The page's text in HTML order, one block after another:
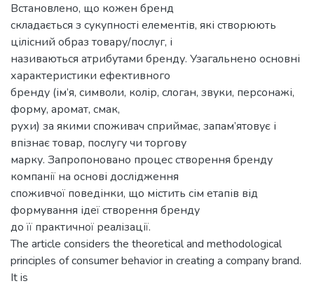
Встановлено, що кожен бренд
складається з сукупності елементів, які створюють
цілісний образ товару/послуг, і
називаються атрибутами бренду. Узагальнено основні
характеристики ефективного
бренду (ім’я, символи, колір, слоган, звуки, персонажі,
форму, аромат, смак,
рухи) за якими споживач сприймає, запам’ятовує і
впізнає товар, послугу чи торгову
марку. Запропоновано процес створення бренду
компанії на основі дослідження
споживчої поведінки, що містить сім етапів від
формування ідеї створення бренду
до її практичної реалізації.
The article considers the theoretical and methodological
principles of consumer behavior in creating a company brand.
It is